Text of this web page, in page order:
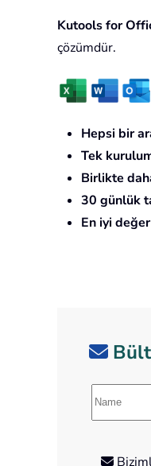
Kutools for
çözümdür.
Hepsi bir
Tek
Birlikte
30 günlük
En iyi değer